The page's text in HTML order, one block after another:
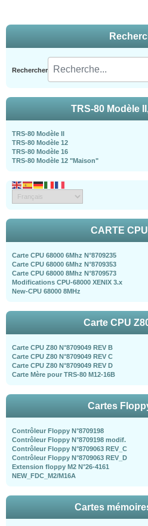
Rechercher
TRS-80 Modèle
TRS-80 Modèle II
TRS-80 Modèle 12
TRS-80 Modèle 16
TRS-80 Modèle 12 "Maison"
CARTE
Carte CPU 68000 6Mhz N°8709235
Carte CPU 68000 6Mhz N°8709353
Carte CPU 68000 8Mhz N°8709573
Modifications CPU-68000 XENIX 3.x
New-CPU 68000 8MHz
Carte CPU
Carte CPU Z80 N°8709049 REV B
Carte CPU Z80 N°8709049 REV C
Carte CPU Z80 N°8709049 REV D
Carte Mère pour TRS-80 M12-16B
Cartes
Contrôleur Floppy N°8709198
Contrôleur Floppy N°8709198 modif.
Contrôleur Floppy N°8709063 REV_C
Contrôleur Floppy N°8709063 REV_D
Extension floppy M2 N°26-4161
NEW_FDC_M2/M16A
Cartes